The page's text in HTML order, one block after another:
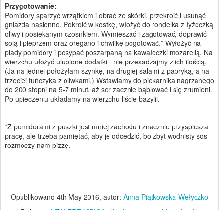
Przygotowanie:
Pomidory sparzyć wrzątkiem i obrać ze skórki, przekroić i usunąć
gniazda nasienne. Pokroić w kostkę, włożyć do rondelka z łyżeczką
oliwy i posiekanym czosnkiem. Wymieszać i zagotować, doprawić
solą i pieprzem oraz oregano i chwilkę pogotować.* Wyłożyć na
piady pomidory i posypać poszarpaną na kawałeczki mozarellą. Na
wierzchu ułożyć ulubione dodatki - nie przesadzajmy z ich ilością.
(Ja na jednej położyłam szynkę, na drugiej salami z papryką, a na
trzeciej tuńczyka z oliwkami.) Wstawiamy do piekarnika nagrzanego
do 200 stopni na 5-7 minut, aż ser zacznie bąblować i się zrumieni.
Po upieczeniu układamy na wierzchu liście bazylii.
*Z pomidorami z puszki jest mniej zachodu i znacznie przyspiesza
pracę, ale trzeba pamiętać, aby je odcedzić, bo zbyt wodnisty sos
rozmoczy nam pizzę.
Opublikowano 4th May 2016, autor: Anna Piątkowska-Wełyczko